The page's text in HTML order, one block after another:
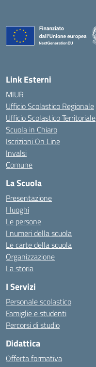
Link Esterni
MIUR
Ufficio Scolastico Regionale
Ufficio Scolastico Territoriale
Scuola in Chiaro
Iscrizioni On Line
Invalsi
Comune
La Scuola
Presentazione
I luoghi
Le persone
I numeri della scuola
Le carte della scuola
Organizzazione
La storia
I Servizi
Personale scolastico
Famiglie e studenti
Percorsi di studio
Didattica
Offerta formativa